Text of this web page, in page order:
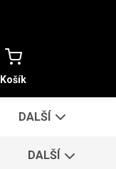
Košík
DALŠÍ
DALŠÍ